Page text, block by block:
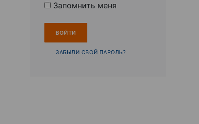
Запомнить меня
ЗАБЫЛИ СВОЙ ПАРОЛЬ?